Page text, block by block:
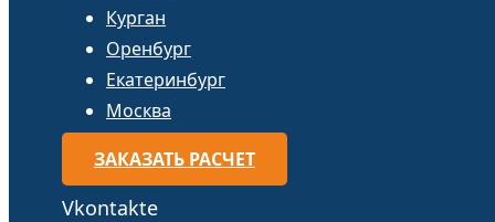
Курган
Оренбург
Екатеринбург
Москва
ЗАКАЗАТЬ РАСЧЕТ
Vkontakte